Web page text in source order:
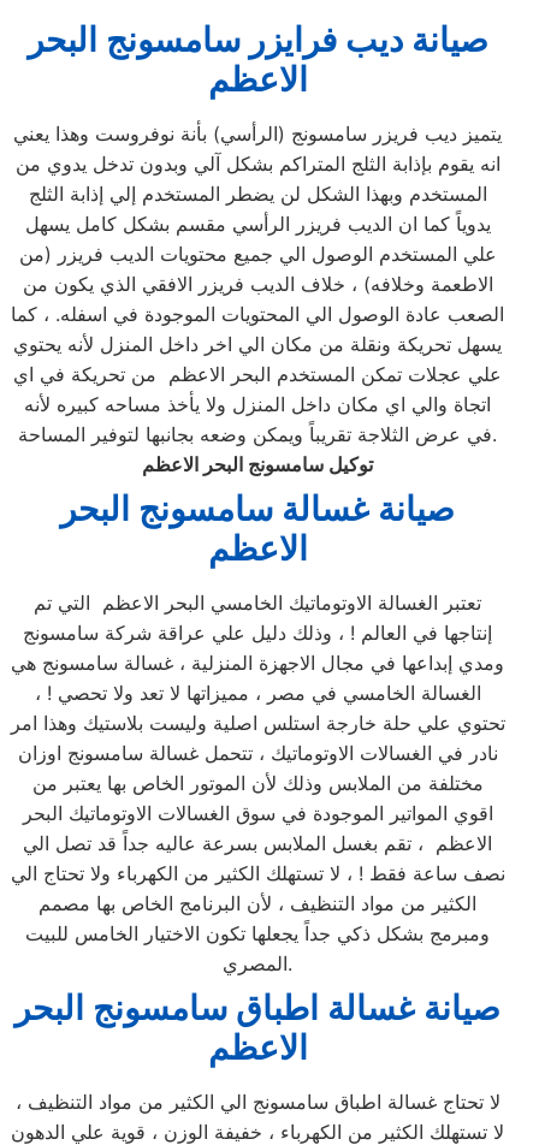
صيانة ديب فرايزر سامسونج البحر
الاعظم
يتميز ديب فريزر سامسونج (الرأسي) بأنة نوفروست وهذا يعني
انه يقوم بإذابة الثلج المتراكم بشكل آلي وبدون تدخل يدوي من
المستخدم وبهذا الشكل لن يضطر المستخدم إلي إذابة الثلج
يدوياً كما ان الديب فريزر الرأسي مقسم بشكل كامل يسهل
علي المستخدم الوصول الي جميع محتويات الديب فريزر (من
الاطعمة وخلافه) ، خلاف الديب فريزر الافقي الذي يكون من
الصعب عادة الوصول الي المحتويات الموجودة في اسفله. ، كما
يسهل تحريكة ونقلة من مكان الي اخر داخل المنزل لأنه يحتوي
علي عجلات تمكن المستخدم البحر الاعظم من تحريكة في اي
اتجاة والي اي مكان داخل المنزل ولا يأخذ مساحه كبيره لأنه
في عرض الثلاجة تقريباً ويمكن وضعه بجانبها لتوفير المساحة.
توكيل سامسونج البحر الاعظم
صيانة غسالة سامسونج البحر
الاعظم
تعتبر الغسالة الاوتوماتيك الخامسي البحر الاعظم التي تم
إنتاجها في العالم ! ، وذلك دليل علي عراقة شركة سامسونج
ومدي إبداعها في مجال الاجهزة المنزلية ، غسالة سامسونج هي
الغسالة الخامسي في مصر ، مميزاتها لا تعد ولا تحصي ! ،
تحتوي علي حلة خارجة استلس اصلية وليست بلاستيك وهذا امر
نادر في الغسالات الاوتوماتيك ، تتحمل غسالة سامسونج اوزان
مختلفة من الملابس وذلك لأن الموتور الخاص بها يعتبر من
اقوي المواتير الموجودة في سوق الغسالات الاوتوماتيك البحر
الاعظم ، تقم بغسل الملابس بسرعة عاليه جداً قد تصل الي
نصف ساعة فقط ! ، لا تستهلك الكثير من الكهرباء ولا تحتاج الي
الكثير من مواد التنظيف ، لأن البرنامج الخاص بها مصمم
ومبرمج بشكل ذكي جداً يجعلها تكون الاختيار الخامس للبيت
المصري.
صيانة غسالة اطباق سامسونج البحر
الاعظم
لا تحتاج غسالة اطباق سامسونج الي الكثير من مواد التنظيف ،
لا تستهلك الكثير من الكهرباء ، خفيفة الوزن ، قوية علي الدهون